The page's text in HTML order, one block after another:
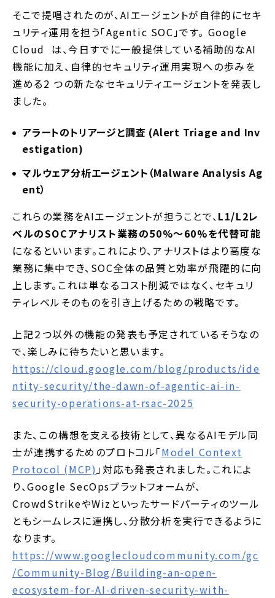
そこで提唱されたのが、AIエージェントが自律的にセキ
ュリティ運用を担う「Agentic SOC」です。 Google
Cloud は、今日すでに一般提供している補助的なAI
機能に加え、自律的セキュリティ運用実現への歩みを
進める2 つの新たなセキュリティエージェントを発表し
ました。
アラートのトリアージと調査 (Alert Triage and Inv
estigation)
マルウェア分析エージェント（Malware Analysis Ag
ent）
これらの業務をAIエージェントが担うことで、 L1/L2レ
ベルのSOCアナリスト業務の50%〜60%を代替可能
になるといいます。これにより、アナリストはより高度な
業務に集中でき、SOC全体の品質と効率が飛躍的に向
上します。これは単なるコスト削減ではなく、セキュリ
ティレベルそのものを引き上げるための戦略です。
上記２つ以外の機能の発表も予定されているそうなの
で、楽しみに待ちたいと思います。
https://cloud.google.com/blog/products/ide
ntity-security/the-dawn-of-agentic-ai-in-
security-operations-at-rsac-2025
また、この構想を支える技術として、異なるAIモデル同
士が連携するためのプロトコル「Model Context
Protocol (MCP) 」対応も発表されました。これによ
り、Google SecOpsプラットフォームが、
CrowdStrikeやWizといったサードパーティのツール
ともシームレスに連携し、分散分析を実行できるように
なります。
https://www.googlecloudcommunity.com/gc
/Community-Blog/Building-an-open-
ecosystem-for-AI-driven-security-with-